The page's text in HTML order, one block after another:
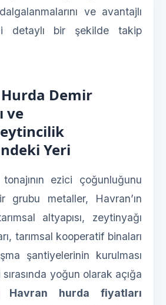
ve avantajlı
detaylı bir şekilde takip
Demir
ve
Yeri
ezici çoğunluğunu
grubu metaller, Havran’ın
altyapısı, zeytinyağı
tarımsal kooperatif binaları
şantiyelerinin kurulması
yoğun olarak açığa
Havran hurda fiyatları